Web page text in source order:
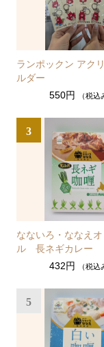
ランポックン アク
ルダー
550円
（税込
3
なないろ・ななえ
ル 長ネギカレー
432円
（税込
5